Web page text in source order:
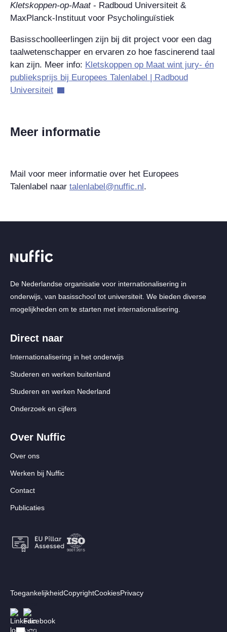
Kletskoppen-op-Maat - Radboud Universiteit &
MaxPlanck-Instituut voor Psycholinguïstiek
Basisschoolleerlingen zijn bij dit project voor een dag
taalwetenschapper en ervaren zo hoe fascinerend taal
kan zijn. Meer info: Kletskoppen op Maat wint jury- én
publieksprijs bij Europees Talenlabel | Radboud
Universiteit
Meer informatie
Mail voor meer informatie over het Europees
Talenlabel naar talenlabel@nuffic.nl.
De Nederlandse organisatie voor internationalisering in
onderwijs, van basisschool tot universiteit. We bieden diverse
mogelijkheden om te starten met internationalisering.
Direct naar
Internationalisering in het onderwijs
Studeren en werken buitenland
Studeren en werken Nederland
Onderzoek en cijfers
Over Nuffic
Over ons
Werken bij Nuffic
Contact
Publicaties
Footer:
menu
ToegankelijkheidCopyrightCookiesPrivacy
Afbeelding
Afbeelding